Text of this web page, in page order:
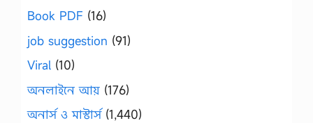
Book PDF (16)
job suggestion (91)
Viral (10)
অনলাইনে আয় (176)
অনার্স ও মাস্টার্স(1,440)